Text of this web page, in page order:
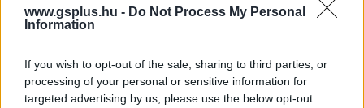
www.gsplus.hu - Do Not Process My Personal
Information
If you wish to opt-out of the sale, sharing to third parties, or
processing of your personal or sensitive information for
targeted advertising by us, please use the below opt-out
AMI TETSZETT
AMI NEM TETSZETT